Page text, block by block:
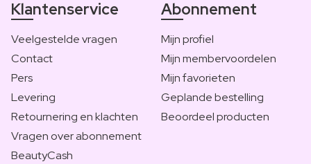
Klantenservice
Veelgestelde vragen
Contact
Pers
Levering
Retournering en klachten
Vragen over abonnement
BeautyCash
Abonnement
Mijn profiel
Mijn membervoordelen
Mijn favorieten
Geplande bestelling
Beoordeel producten